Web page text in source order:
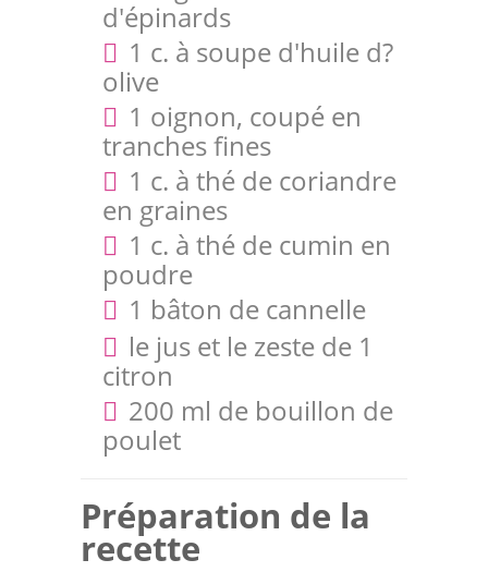
d'épinards
1 c. à soupe d'huile d?
olive
1 oignon, coupé en
tranches fines
1 c. à thé de coriandre
en graines
1 c. à thé de cumin en
poudre
1 bâton de cannelle
le jus et le zeste de 1
citron
200 ml de bouillon de
poulet
Préparation de la
recette